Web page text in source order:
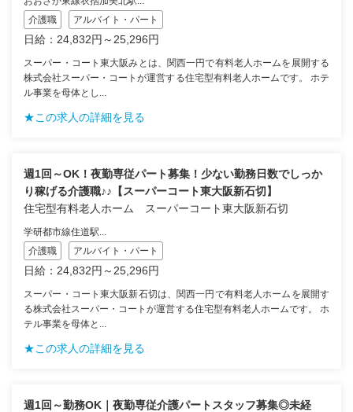
介護職
アルバイト・パート
日給：24,832円～25,296円
スーパー・コート東大阪みとは、関西一円で有料老人ホームを展開する
株式会社スーパー・コートが運営する住宅型有料老人ホームです。 ホテ
ル事業を母体とし...
★この求人の詳細を見る
週1回～OK！夜勤専従パート募集！少ない勤務日数でしっか
り稼げる介護職♪♪【スーパーコート東大阪新石切】
住宅型有料老人ホーム スーパーコート東大阪新石切
学研都市線住道駅...
介護職
アルバイト・パート
日給：24,832円～25,296円
スーパー・コート東大阪新石切は、関西一円で有料老人ホームを展開す
る株式会社スーパー・コートが運営する住宅型有料老人ホームです。 ホ
テル事業を母体と...
★この求人の詳細を見る
週1回～勤務OK｜夜勤専従介護パートスタッフ募集◎未経